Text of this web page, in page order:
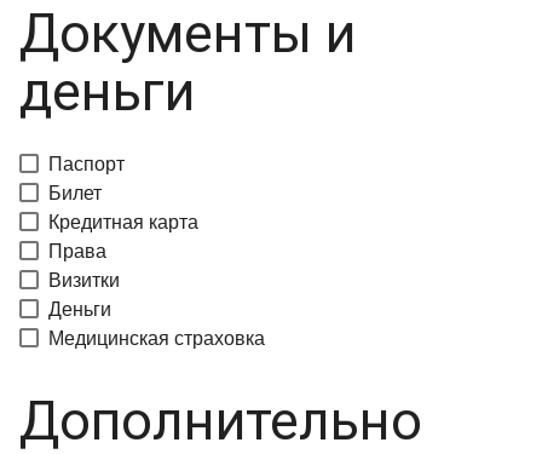
Документы и
деньги
Паспорт
Билет
Кредитная карта
Права
Визитки
Деньги
Медицинская страховка
Дополнительно